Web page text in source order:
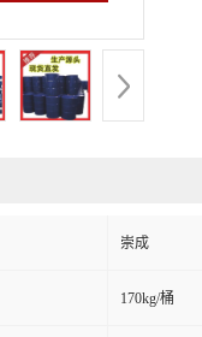
崇成
170kg/桶